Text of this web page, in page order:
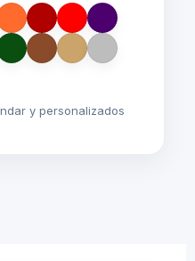
y personalizados